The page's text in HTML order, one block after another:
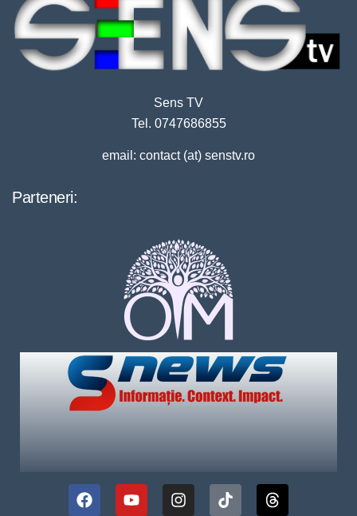
Sens TV
Tel. 0747686855
email: contact (at) senstv.ro
Parteneri: